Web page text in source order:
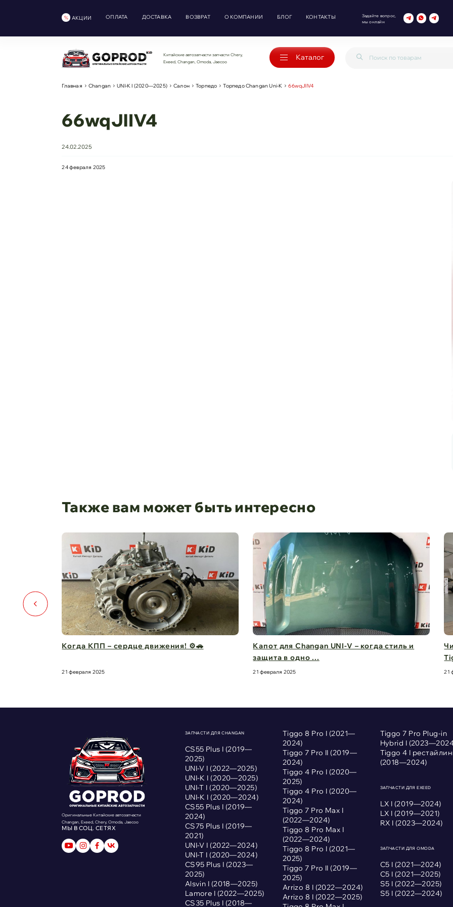
АКЦИИ ОПЛАТА ДОСТАВКА ВОЗВРАТ О КОМПАНИИ БЛОГ КОНТАКТЫ
Задайте вопрос,
мы онлайн
Китайские автозапчасти запчасти Chery,
Exeed, Changan, Omoda, Jaecoo
Каталог
Главная Changan UNI-K I (2020—2025) Салон Торпедо Торпедо Changan Uni-K 66wqJlIV4
66wqJlIV4
24.02.2025
24 февраля 2025
Также вам может быть интересно
Капот для Changan UNI-V – когда стиль и
21 февраля 2025
Чистый обзор на 360° – стекла для Chery
Tiggo 8 Pro M ...
21 февраля 2025
Оригинальные Китайские автозапчасти
Changan, Exeed, Chery, Omoda, Jaecoo
МЫ В СОЦ. СЕТЯХ
ЗАПЧАСТИ ДЛЯ CHANGAN
CS55 Plus I (2019—
2025)
UNI-V I (2022—2025)
UNI-K I (2020—2025)
UNI-T I (2020—2025)
UNI-K I (2020—2024)
CS55 Plus I (2019—
2024)
CS75 Plus I (2019—
2021)
UNI-V I (2022—2024)
UNI-T I (2020—2024)
CS95 Plus I (2023—
2025)
Alsvin I (2018—2025)
Lamore I (2022—2025)
CS35 Plus I (2018—
Tiggo 8 Pro I (2021—
2024)
Tiggo 7 Pro II (2019—
2024)
Tiggo 4 Pro I (2020—
2025)
Tiggo 4 Pro I (2020—
2024)
Tiggo 7 Pro Max I
(2022—2024)
Tiggo 8 Pro Max I
(2022—2024)
Tiggo 8 Pro I (2021—
2025)
Tiggo 7 Pro II (2019—
2025)
Arrizo 8 I (2022—2024)
Arrizo 8 I (2022—2025)
Tiggo 7 Pro Plug-in
Hybrid I
Tiggo 4 I
(2018—2024)
ЗАПЧАСТИ ДЛЯ EXEED
LX I (2019—2024)
LX I (2019—2021)
RX I (2023—2024)
ЗАПЧАСТИ ДЛЯ OMODA
С5 I (2021—2024)
С5 I (2021—2025)
S5 I (2022—2025)
S5 I (2022—2024)